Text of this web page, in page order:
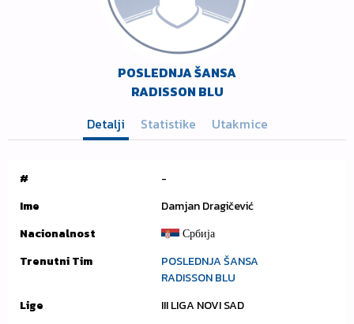
POSLEDNJA ŠANSA
RADISSON BLU
Detalji
Statistike Utakmice
#
-
Ime
Damjan Dragičević
Nacionalnost
Србија
Trenutni Tim
POSLEDNJA ŠANSA
RADISSON BLU
Lige
III LIGA NOVI SAD